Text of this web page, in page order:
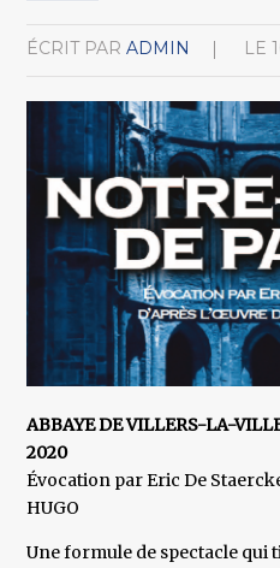
ÉCRIT PAR ADMIN LE
ABBAYE DE VILLERS-LA-
2020
Évocation par Eric De
HUGO
Une formule de spectacle qui